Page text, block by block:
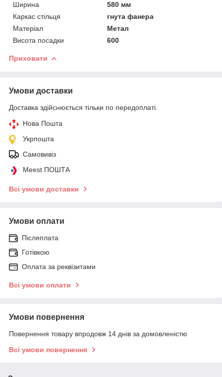
Ширина
580 мм
Каркас стільця
гнута фанера
Матеріал
Метал
Висота посадки
600
Приховати
Умови доставки
Доставка здійснюється тільки по передоплаті.
Нова Пошта
Укрпошта
Самовивіз
Meest ПОШТА
Всі умови доставки
Умови оплати
Післяплата
Готівкою
Оплата за реквізитами
Всі умови оплати
Умови повернення
Повернення товару впродовж 14 днів за домовленістю
Всі умови повернення